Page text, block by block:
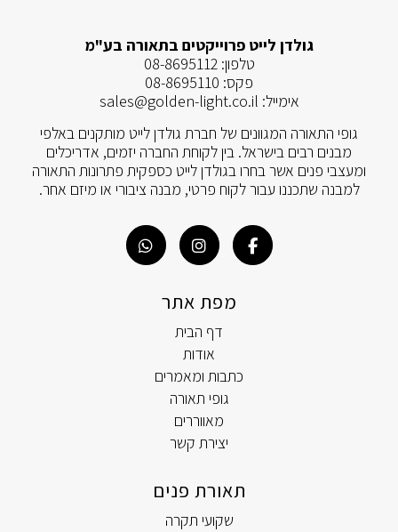
גולדן לייט פרוייקטים בתאורה בע"מ
טלפון: 08-8695112
פקס: 08-8695110
אימייל: sales@golden-light.co.il
גופי התאורה המגוונים של חברת גולדן לייט מותקנים באלפי
מבנים רבים בישראל. בין לקוחת החברה יזמים, אדריכלים
ומעצבי פנים אשר בחרו בגולדן לייט כספקית פתרונות התאורה
למבנה שתכננו עבור לקוח פרטי, מבנה ציבורי או מיזם אחר.
מפת אתר
דף הבית
אודות
כתבות ומאמרים
גופי תאורה
מאווררים
יצירת קשר
תאורת פנים
שקועי תקרה